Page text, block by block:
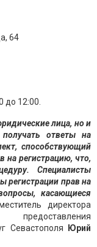
64
до 12:00.
лица, но и
ответы на
способствующий
на регистрацию, что,
Специалисты
регистрации прав на
касающиеся
директора
Севастополя
Юрий